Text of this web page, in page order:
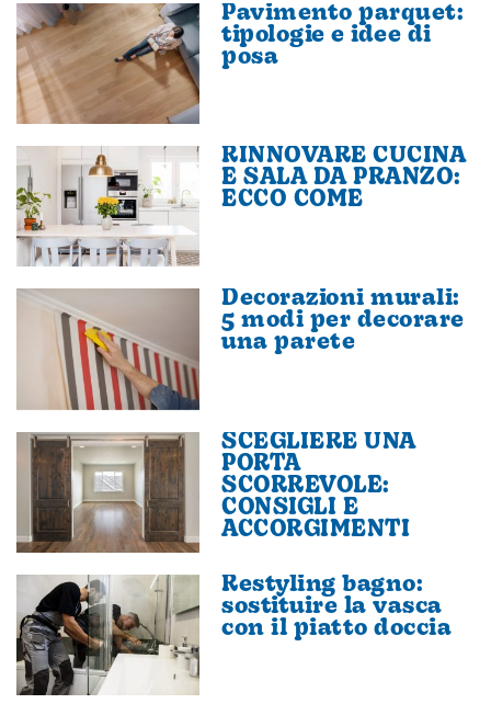
Pavimento parquet:
tipologie e idee di
posa
RINNOVARE CUCINA
E SALA DA PRANZO:
ECCO COME
Decorazioni murali:
5 modi per decorare
una parete
SCEGLIERE UNA
PORTA
SCORREVOLE:
CONSIGLI E
ACCORGIMENTI
Restyling bagno:
sostituire la vasca
con il piatto doccia